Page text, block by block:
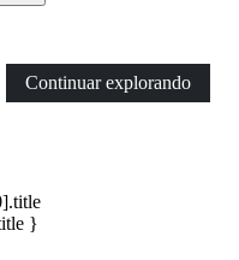
Continuar explorando
}